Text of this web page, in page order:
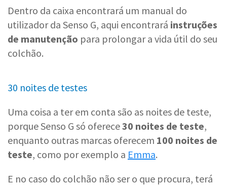
Dentro da caixa encontrará um manual do
utilizador da Senso G, aqui encontrará instruções
de manutenção para prolongar a vida útil do seu
colchão.
30 noites de testes
Uma coisa a ter em conta são as noites de teste,
porque Senso G só oferece30 noites de teste,
enquanto outras marcas oferecem 100 noites de
teste, como por exemplo a Emma.
E no caso do colchão não ser o que procura, terá